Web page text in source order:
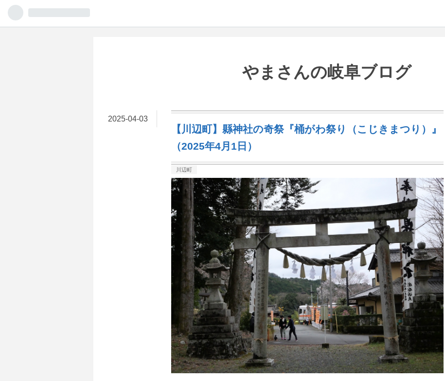
やまさんの岐阜ブログ
2025-04-03
【川辺町】縣神社の奇祭『桶がわ祭り（こじきまつり）』
（2025年4月1日）
川辺町